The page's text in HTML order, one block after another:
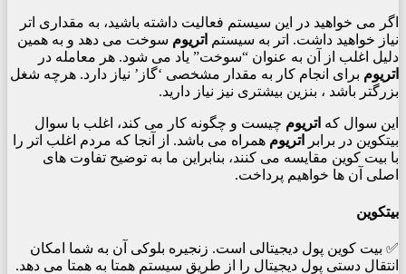
اگر می خواهید در این سیستم فعالیت داشته باشید، به مقداری اتر
نیاز خواهید داشت. اتر به سیستم اتریوم سوخت می دهد و به همین
دلیل اغلب از آن به عنوان “سوخت” یاد می شود. هر معامله در
اتریوم برای انجام کار به مقدار مشخصی ‘گاز’ نیاز دارد. هرچه شغل
بزرگتر باشد ، بنزین بیشتری نیز نیاز دارید.
این سوال که اتریوم چیست و چگونه کار می کند، اغلب با سوال
بیتکوین در برابر
اتریوم همراه می باشد. از آنجا که مردم اغلب اتر را
با بیت کوین مقایسه می کنند، بنابراین ما به توضیح تفاوت های
اصلی آن ها خواهیم پرداخت.
بیتکوین
✅ بیت کوین پول دیجیتالی است. زنجیره بلوکی آن به شما امکان
انتقال دستی پول دیجیتال را از طریق سیستم همتا به همتا می دهد.